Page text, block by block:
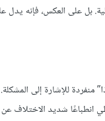
بل على العكس،
للإشارة إلى
شديد الاختلاف